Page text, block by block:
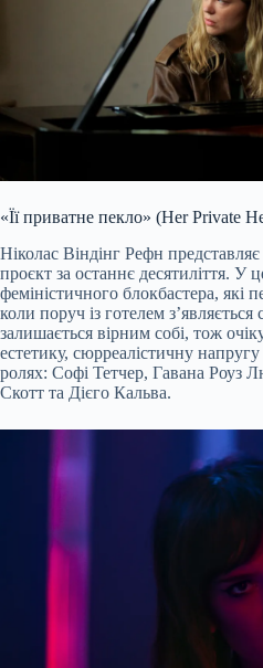
«Її приватне пекло» (Her Private
Ніколас Віндінг Рефн
проєкт за останнє десятиліття.
феміністичного блокбастера, які
коли поруч із готелем
залишається вірним собі, тож
естетику, сюрреалістичну
ролях: Софі Тетчер, Гавана Роуз
Скотт та Дієго Кальва.